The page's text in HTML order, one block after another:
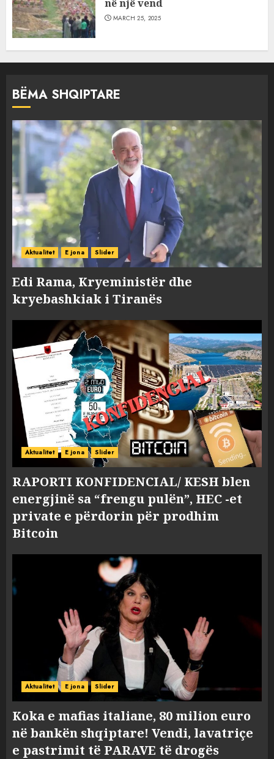
në një vend
MARCH 25, 2025
BËMA SHQIPTARE
Aktualitet E jona Slider
Edi Rama, Kryeministër dhe
kryebashkiak i Tiranës
Aktualitet E jona Slider
RAPORTI KONFIDENCIAL/ KESH blen
energjinë sa “frengu pulën”, HEC -et
private e përdorin për prodhim
Bitcoin
Aktualitet E jona Slider
Koka e mafias italiane, 80 milion euro
në bankën shqiptare! Vendi, lavatriçe
e pastrimit të PARAVE të drogës